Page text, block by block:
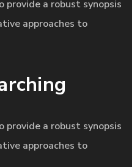
provide a robust synopsis
approaches to
provide a robust synopsis
approaches to